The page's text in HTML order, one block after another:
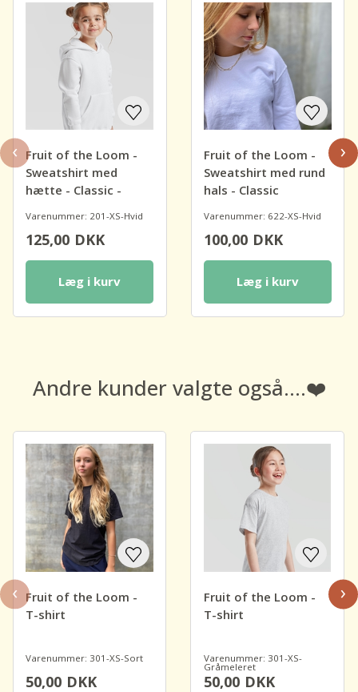
Fruit of the Loom -
Sweatshirt med
hætte - Classic -
Varenummer: 201-XS-Hvid
125,00DKK
Læg i kurv
Fruit of the Loom -
Sweatshirt med rund
hals - Classic
Varenummer: 622-XS-Hvid
100,00DKK
Læg i kurv
‹ ›
Andre kunder valgte også....❤️
Fruit of the Loom -
T-shirt
Varenummer: 301-XS-Sort
50,00DKK
Fruit of the Loom -
T-shirt
Varenummer: 301-XS-
Gråmeleret
50,00DKK
‹ ›